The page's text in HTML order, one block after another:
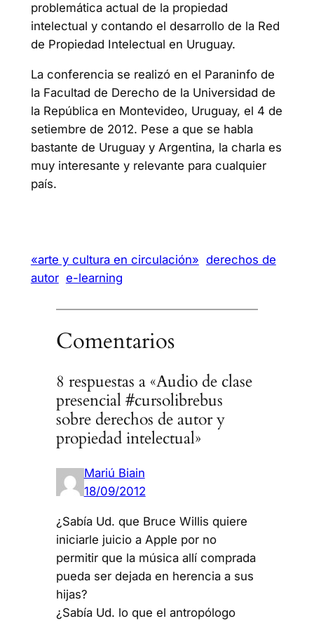
problemática actual de la propiedad
intelectual y contando el desarrollo de la Red
de Propiedad Intelectual en Uruguay.
La conferencia se realizó en el Paraninfo de
la Facultad de Derecho de la Universidad de
la República en Montevideo, Uruguay, el 4 de
setiembre de 2012. Pese a que se habla
bastante de Uruguay y Argentina, la charla es
muy interesante y relevante para cualquier
país.
«arte y cultura en circulación» derechos de
autor e-learning
Comentarios
8 respuestas a «Audio de clase
presencial #cursolibrebus
sobre derechos de autor y
propiedad intelectual»
Mariú Biain
18/09/2012
¿Sabía Ud. que Bruce Willis quiere
iniciarle juicio a Apple por no
permitir que la música allí comprada
pueda ser dejada en herencia a sus
hijas?
¿Sabía Ud. lo que el antropólogo